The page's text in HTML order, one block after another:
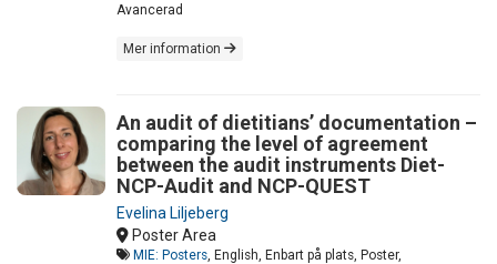
Avancerad
Mer information
An audit of dietitians’ documentation –
comparing the level of agreement
between the audit instruments Diet-
NCP-Audit and NCP-QUEST
Evelina Liljeberg
Poster Area
MIE: Posters , English, Enbart på plats, Poster,